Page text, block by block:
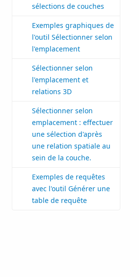
sélections de couches
Exemples graphiques de
l'outil Sélectionner selon
l'emplacement
Sélectionner selon
l'emplacement et
relations 3D
Sélectionner selon
emplacement : effectuer
une sélection d'après
une relation spatiale au
sein de la couche.
Exemples de requêtes
avec l'outil Générer une
table de requête